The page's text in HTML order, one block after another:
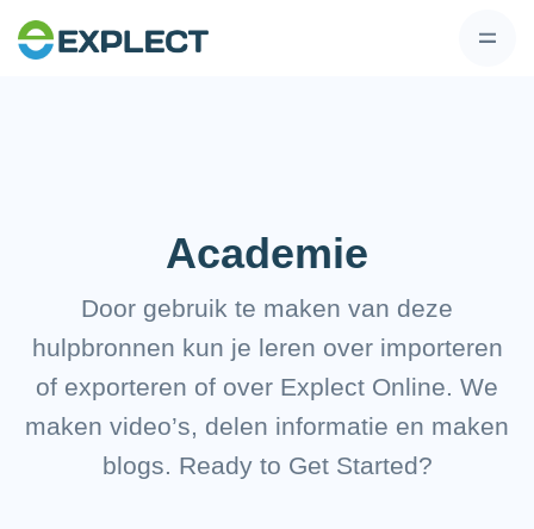
Academie
Door gebruik te maken van deze
hulpbronnen kun je leren over importeren
of exporteren of over Explect Online. We
maken video’s, delen informatie en maken
blogs. Ready to Get Started?